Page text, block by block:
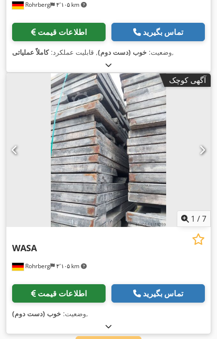
Rohrberg ۴٬۱۰۵ km
اطلاعات قیمت تماس بگیرید
وضعیت: خوب (دست دوم), قابلیت عملکرد:کاملاً عملیاتی ,
آگهی کوچک
1 /7
Rohrberg ۴٬۱۰۵ km
WASA
اطلاعات قیمت تماس بگیرید
وضعیت: خوب (دست دوم) ,